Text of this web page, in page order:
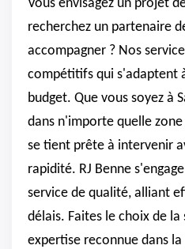
Vous envisagez un projet
recherchez un partenaire
accompagner ? Nos
compétitifs qui s'adaptent
budget. Que vous soyez à
dans n'importe quelle
se tient prête à intervenir
rapidité. RJ Benne
service de qualité, alliant
délais. Faites le choix de
expertise reconnue dans